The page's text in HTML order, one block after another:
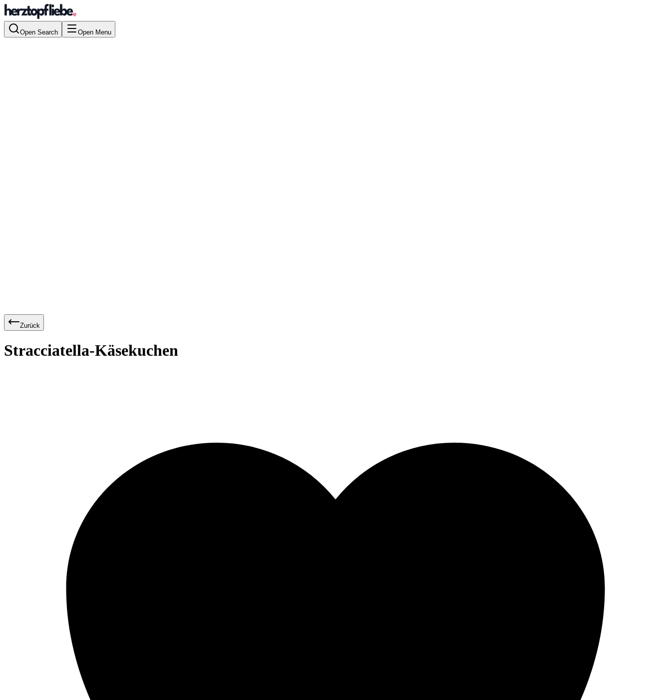
Open Search Open Menu
Zurück
Stracciatella-Käsekuchen